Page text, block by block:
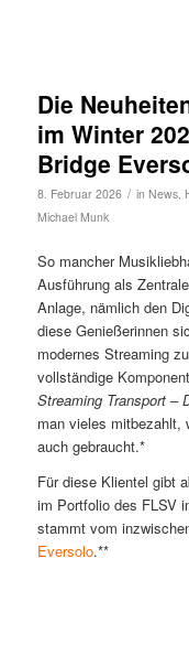
Die
im Winter
Bridge
8. Februar 2026 / in News,
Michael Munk
So mancher
Ausführung als
Anlage, nämlich den
diese Genießerinnen
modernes Streaming
vollständige
Streaming Transport –
man vieles mitbezahlt,
auch gebraucht.*
Für diese Klientel gibt
im Portfolio des FLSV
stammt vom
Eversolo.**